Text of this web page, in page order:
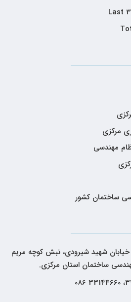
Last
مرکزی
مهندسی
ساختمان کشور
شهید شیرودی، نبش کوچه مریم
ساختمان استان مرکزی.